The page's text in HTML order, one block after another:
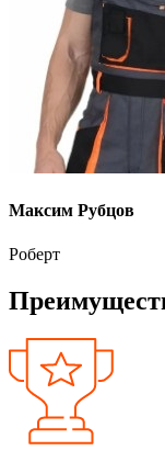
Максим Рубцов
Роберт